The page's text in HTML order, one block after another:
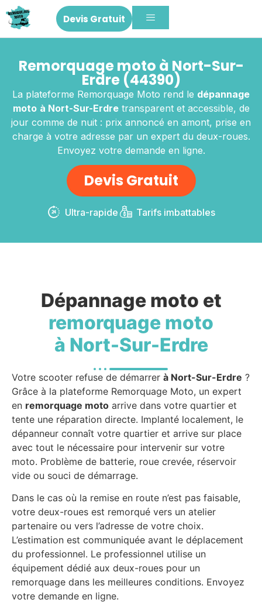
Devis Gratuit
Remorquage moto à Nort-Sur-
Erdre (44390)
La plateforme Remorquage Moto rend le dépannage
moto à Nort-Sur-Erdretransparent et accessible, de
jour comme de nuit : prix annoncé en amont, prise en
charge à votre adresse par un expert du deux-roues.
Envoyez votre demande en ligne.
Devis Gratuit
Ultra-rapide Tarifs imbattables
Dépannage moto et
remorquage moto
à Nort-Sur-Erdre
Votre scooter refuse de démarrer à Nort-Sur-Erdre ?
Grâce à la plateforme Remorquage Moto, un expert
en remorquage moto arrive dans votre quartier et
tente une réparation directe. Implanté localement, le
dépanneur connaît votre quartier et arrive sur place
avec tout le nécessaire pour intervenir sur votre
moto. Problème de batterie, roue crevée, réservoir
vide ou souci de démarrage.
Dans le cas où la remise en route n’est pas faisable,
votre deux-roues est remorqué vers un atelier
partenaire ou vers l’adresse de votre choix.
L’estimation est communiquée avant le déplacement
du professionnel. Le professionnel utilise un
équipement dédié aux deux-roues pour un
remorquage dans les meilleures conditions. Envoyez
votre demande en ligne.